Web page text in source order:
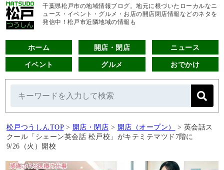
千葉県松戸市の地域情報ブログ。地元に根づいたローカルなニ
ュース・イベント・グルメ・お店の開店閉店情報などのネタを
発信中！松戸市近隣地域の情報も
ホーム 開店・閉店 ニュース
イベント グルメ おでかけ
松戸つうしんTOP > 開店・閉店 > 開店（オープン） > 英会話ス
クール「シェーン英会話 松戸校」がキテミテマツド7階に
9/26（火）開校